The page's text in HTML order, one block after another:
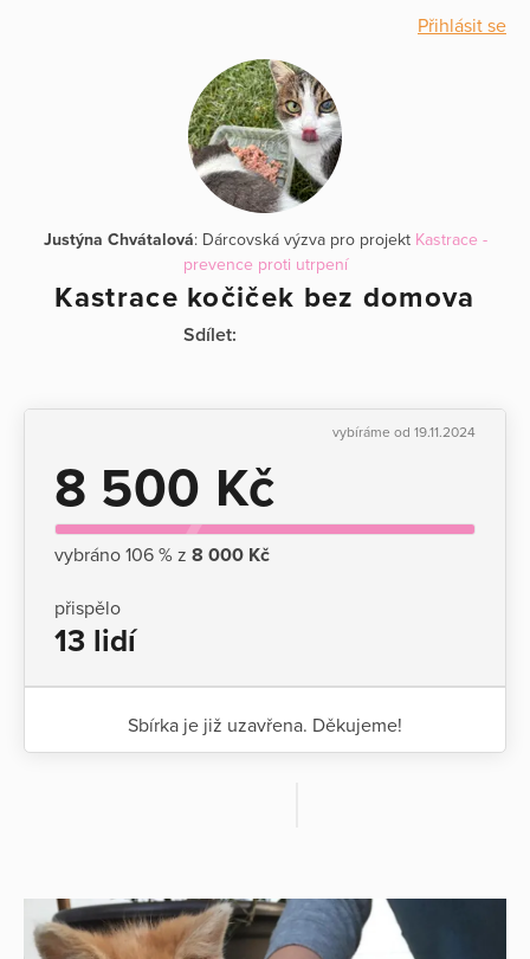
Přihlásit se
Justýna Chvátalová: Dárcovská výzva pro projekt Kastrace -
prevence proti utrpení
Kastrace kočiček bez domova
Sdílet:
vybíráme od 19.11.2024
8 500 Kč
vybráno 106 % z 8 000 Kč
přispělo
13 lidí
Sbírka je již uzavřena. Děkujeme!